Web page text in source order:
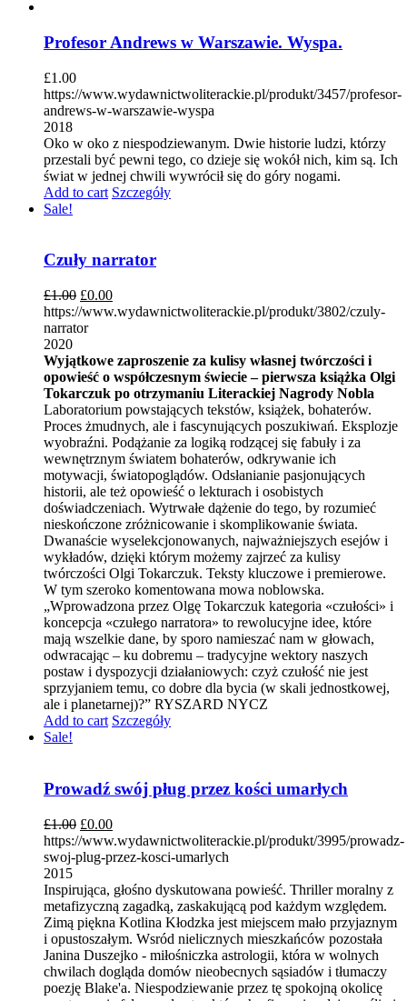
Profesor Andrews w Warszawie. Wyspa.
£1.00
https://www.wydawnictwoliterackie.pl/produkt/3457/profesor-
andrews-w-warszawie-wyspa
2018
Oko w oko z niespodziewanym. Dwie historie ludzi, którzy
przestali być pewni tego, co dzieje się wokół nich, kim są. Ich
świat w jednej chwili wywrócił się do góry nogami.
Add to cart Szczegóły
Sale!
Czuły narrator
£1.00 £0.00
https://www.wydawnictwoliterackie.pl/produkt/3802/czuly-
narrator
2020
Wyjątkowe zaproszenie za kulisy własnej twórczości i
opowieść o współczesnym świecie – pierwsza książka Olgi
Tokarczuk po otrzymaniu Literackiej Nagrody Nobla
Laboratorium powstających tekstów, książek, bohaterów.
Proces żmudnych, ale i fascynujących poszukiwań. Eksplozje
wyobraźni. Podążanie za logiką rodzącej się fabuły i za
wewnętrznym światem bohaterów, odkrywanie ich
motywacji, światopoglądów. Odsłanianie pasjonujących
historii, ale też opowieść o lekturach i osobistych
doświadczeniach. Wytrwałe dążenie do tego, by rozumieć
nieskończone zróżnicowanie i skomplikowanie świata.
Dwanaście wyselekcjonowanych, najważniejszych esejów i
wykładów, dzięki którym możemy zajrzeć za kulisy
twórczości Olgi Tokarczuk. Teksty kluczowe i premierowe.
W tym szeroko komentowana mowa noblowska.
„Wprowadzona przez Olgę Tokarczuk kategoria «czułości» i
koncepcja «czułego narratora» to rewolucyjne idee, które
mają wszelkie dane, by sporo namieszać nam w głowach,
odwracając – ku dobremu – tradycyjne wektory naszych
postaw i dyspozycji działaniowych: czyż czułość nie jest
sprzyjaniem temu, co dobre dla bycia (w skali jednostkowej,
ale i planetarnej)?” RYSZARD NYCZ
Add to cart Szczegóły
Sale!
Prowadź swój pług przez kości umarłych
£1.00 £0.00
https://www.wydawnictwoliterackie.pl/produkt/3995/prowadz-
swoj-plug-przez-kosci-umarlych
2015
Inspirująca, głośno dyskutowana powieść. Thriller moralny z
metafizyczną zagadką, zaskakującą pod każdym względem.
Zimą piękna Kotlina Kłodzka jest miejscem mało przyjaznym
i opustoszałym. Wsród nielicznych mieszkańców pozostała
Janina Duszejko - miłośniczka astrologii, która w wolnych
chwilach dogląda domów nieobecnych sąsiadów i tłumaczy
poezję Blake'a. Niespodziewanie przez tę spokojną okolicę